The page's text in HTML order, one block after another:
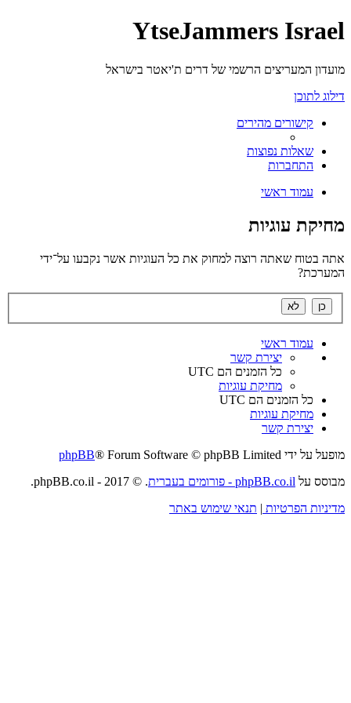
YtseJammers Israel
מועדון המעריצים הרשמי של דרים ת'יאטר בישראל
דילוג לתוכן
קישורים מהירים
שאלות נפוצות
התחברות
עמוד ראשי
מחיקת עוגיות
אתה בטוח שאתה רוצה למחוק את כל העוגיות אשר נקבעו על־ידי
המערכת?
עמוד ראשי
יצירת קשר
כל הזמנים הם UTC
מחיקת עוגיות
כל הזמנים הם UTC
מחיקת עוגיות
יצירת קשר
מופעל על ידי
phpBB® Forum Software © phpBB Limited
מבוסס על phpBB.co.il - פורומים בעברית
. © 2017 - phpBB.co.il.
מדיניות הפרטיות | תנאי שימוש באתר